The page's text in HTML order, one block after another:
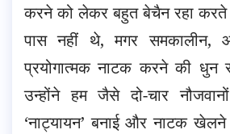
करने को लेकर बहुत बेचैन रहा
पास नहीं थे, मगर
प्रयोगात्मक नाटक करने की धुन
उन्होंने हम जैसे दो-चार
‘नाट्यायन’ बनाई और नाटक